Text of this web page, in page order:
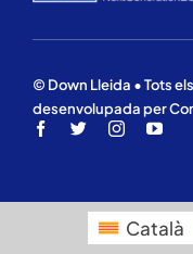
© Down Lleida • Tots
desenvolupada per
Català